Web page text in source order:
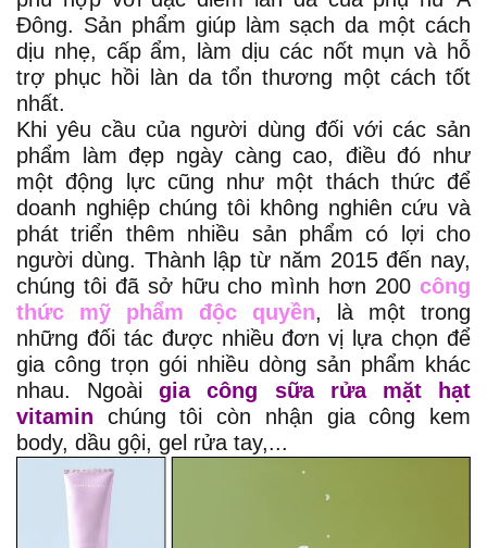
Đông. Sản phẩm giúp làm sạch da một cách
dịu nhẹ, cấp ẩm, làm dịu các nốt mụn và hỗ
trợ phục hồi làn da tổn thương một cách tốt
nhất.
Khi yêu cầu của người dùng đối với các sản
phẩm làm đẹp ngày càng cao, điều đó như
một động lực cũng như một thách thức để
doanh nghiệp chúng tôi không nghiên cứu và
phát triển thêm nhiều sản phẩm có lợi cho
người dùng. Thành lập từ năm 2015 đến nay,
chúng tôi đã sở hữu cho mình hơn 200 công
thức mỹ phẩm độc quyền, là một trong
những đối tác được nhiều đơn vị lựa chọn để
gia công trọn gói nhiều dòng sản phẩm khác
nhau. Ngoàigia công sữa rửa mặt hạt
vitamin
chúng tôi còn nhận gia công kem
body, dầu gội, gel rửa tay,...